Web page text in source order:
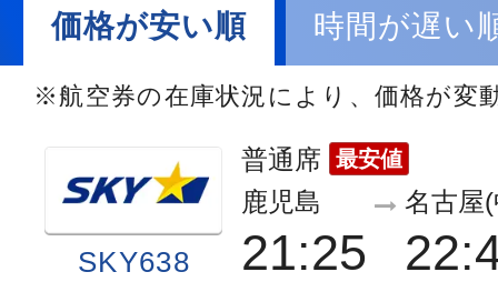
価格が安い順 時間が遅い
※航空券の在庫状況により、価格が変
SKY638
普通席 最安値
鹿児島
21:25
名古屋